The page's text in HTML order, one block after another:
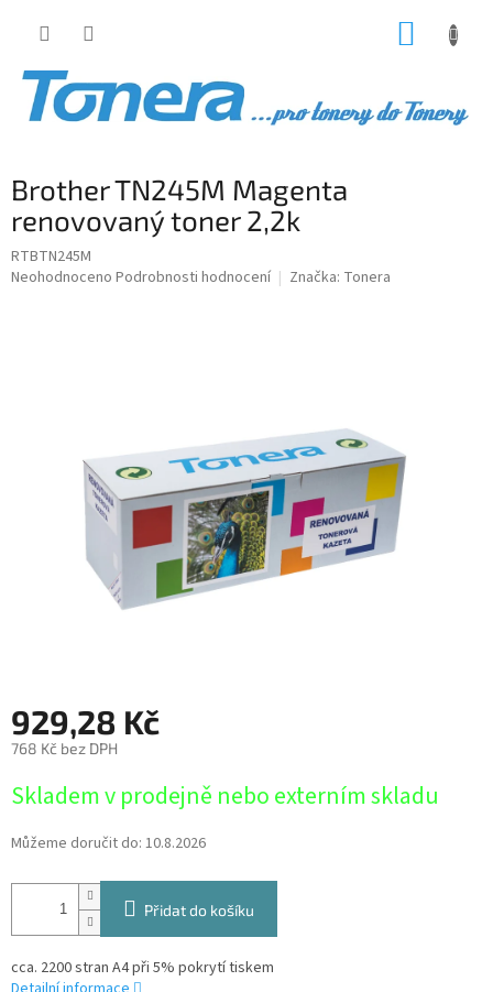
Brother TN245M Magenta
renovovaný toner 2,2k
RTBTN245M
Průměrné
Neohodnoceno Podrobnosti hodnocení Značka: Tonera
929,28 Kč
768 Kč bez DPH
cena:
Skladem v prodejně nebo externím skladu
Můžeme doručit do: 10.8.2026
Přidat do košíku
cca. 2200 stran A4 při 5% pokrytí tiskem